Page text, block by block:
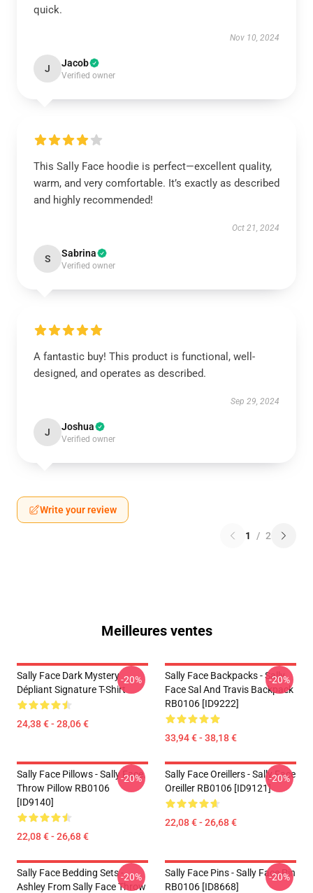
quick.
Nov 10, 2024
J Jacob
Verified owner
This Sally Face hoodie is perfect—excellent quality,
warm, and very comfortable. It’s exactly as described
and highly recommended!
Oct 21, 2024
S Sabrina
Verified owner
A fantastic buy! This product is functional, well-
designed, and operates as described.
Sep 29, 2024
J Joshua
Verified owner
Write your review
1 / 2
Meilleures ventes
Sally Face Dark Mystery
Dépliant Signature T-Shirt
24,38 € - 28,06 €
-20%
Sally Face Backpacks - Sally
Face Sal And Travis Backpack
RB0106 [ID9222]
33,94 € - 38,18 €
-20%
Sally Face Pillows - Sally Face.
Throw Pillow RB0106
[ID9140]
22,08 € - 26,68 €
-20%
Sally Face Oreillers - Sally Face
Oreiller RB0106 [ID9121]
22,08 € - 26,68 €
-20%
Sally Face Bedding Sets -
Ashley From Sally Face Throw
-20%
Sally Face Pins - Sally Face Pin
RB0106 [ID8668]
-20%